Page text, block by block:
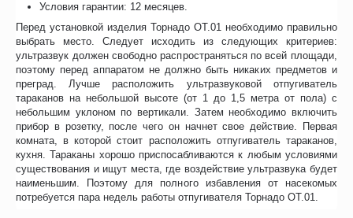
Условия гарантии: 12 месяцев.
Перед установкой изделия Торнадо ОТ.01 необходимо правильно
выбрать место. Следует исходить из следующих критериев:
ультразвук должен свободно распространяться по всей площади,
поэтому перед аппаратом не должно быть никаких предметов и
преград. Лучше расположить ультразвуковой отпугиватель
тараканов на небольшой высоте (от 1 до 1,5 метра от пола) с
небольшим уклоном по вертикали. Затем необходимо включить
прибор в розетку, после чего он начнет свое действие. Первая
комната, в которой стоит расположить отпугиватель тараканов,
кухня. Тараканы хорошо приспосабливаются к любым условиями
существования и ищут места, где воздействие ультразвука будет
наименьшим. Поэтому для полного избавления от насекомых
потребуется пара недель работы отпугивателя Торнадо ОТ.01.